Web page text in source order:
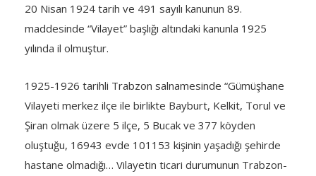
20 Nisan 1924 tarih ve 491 sayılı kanunun 89.
maddesinde “Vilayet” başlığı altındaki kanunla 1925
yılında il olmuştur.
1925-1926 tarihli Trabzon salnamesinde “Gümüşhane
Vilayeti merkez ilçe ile birlikte Bayburt, Kelkit, Torul ve
Şiran olmak üzere 5 ilçe, 5 Bucak ve 377 köyden
oluştuğu, 16943 evde 101153 kişinin yaşadığı şehirde
hastane olmadığı… Vilayetin ticari durumunun Trabzon-